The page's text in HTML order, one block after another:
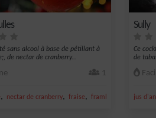
sans alcool à base de pétillant à
de nectar de cranberry...
1
, nectar de cranberry, fraise, framboise pétillant
Sully
Ce
de
jus